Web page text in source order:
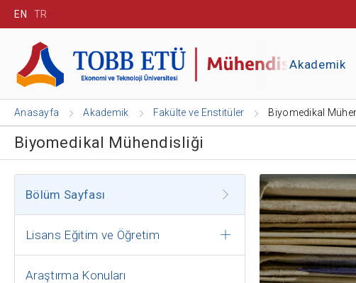
EN TR
Akademik
Anasayfa Akademik Fakülte ve Enstitüler Biyomedikal
Biyomedikal Mühendisliği
Bölüm Sayfası
Lisans Eğitim ve Öğretim
Araştırma Konuları